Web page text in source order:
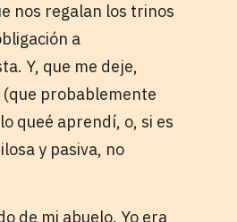
nos regalan los trinos
a
Y, que me deje,
probablemente
queé aprendí, o, si es
y pasiva, no
de mi abuelo. Yo era